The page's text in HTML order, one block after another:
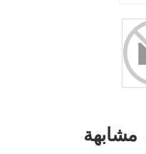
مشابهة